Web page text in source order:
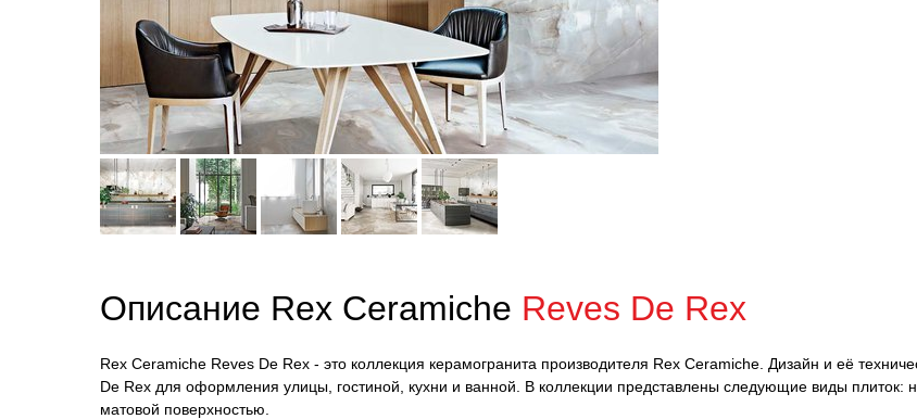
Описание Rex Ceramiche Reves De Rex
Rex Ceramiche Reves De Rex - это коллекция керамогранита производителя Rex Ceramiche. Дизайн и её
De Rex для оформления улицы, гостиной, кухни и ванной. В коллекции представлены следующие виды плиток:
матовой поверхностью.